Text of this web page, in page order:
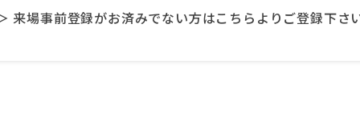
来場事前登録がお済みでない方はこちらよりご登録下さ